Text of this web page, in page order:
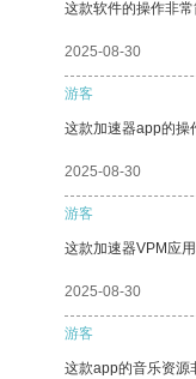
这款软件的操作非常
2025-08-30
游客
这款加速器app的操
2025-08-30
游客
这款加速器VPM应
2025-08-30
游客
这款app的音乐资源